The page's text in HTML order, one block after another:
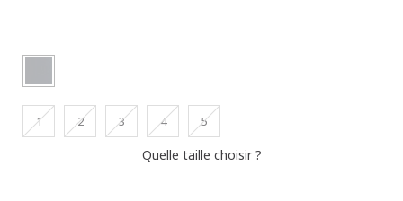
1 2 3 4 5
Quelle taille choisir ?